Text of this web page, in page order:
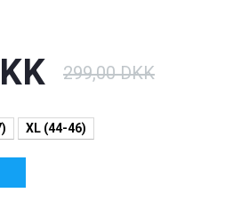
299,00 DKK
XL (44-46)